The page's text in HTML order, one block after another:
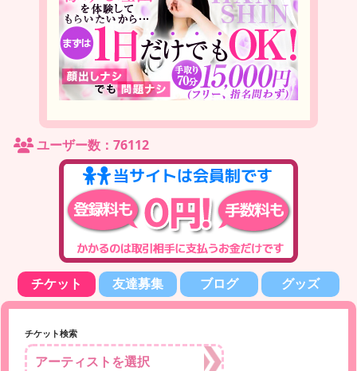
ユーザー数：76112
チケット 友達募集 ブログ グッズ
チケット検索